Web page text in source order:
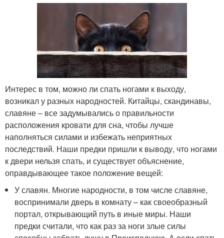
Интерес в том, можно ли спать ногами к выходу,
возникал у разных народностей. Китайцы, скандинавы,
славяне – все задумывались о правильности
расположения кровати для сна, чтобы лучше
наполняться силами и избежать неприятных
последствий. Наши предки пришли к выводу, что ногами
к двери нельзя спать, и существует объяснение,
оправдывающее такое положение вещей:
У славян. Многие народности, в том числе славяне,
воспринимали дверь в комнату – как своеобразный
портал, открывающий путь в иные миры. Наши
предки считали, что как раз за ноги злые силы